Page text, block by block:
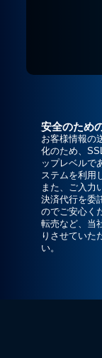
安全のため
お客様情報の
化のため、
ップレベルで
ステムを利用
また、ご入力
決済代行を委
のでご安心く
転売など、当
りさせていた
い。